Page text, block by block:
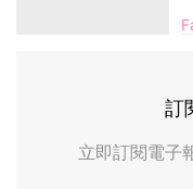
訂
立即訂閱電子